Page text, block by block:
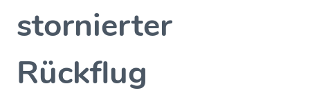
stornierter
Rückflug